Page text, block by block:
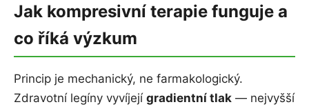
Jak kompresivní terapie funguje a
co říká výzkum
Princip je mechanický, ne farmakologický.
Zdravotní legíny vyvíjejí gradientní tlak — nejvyšší